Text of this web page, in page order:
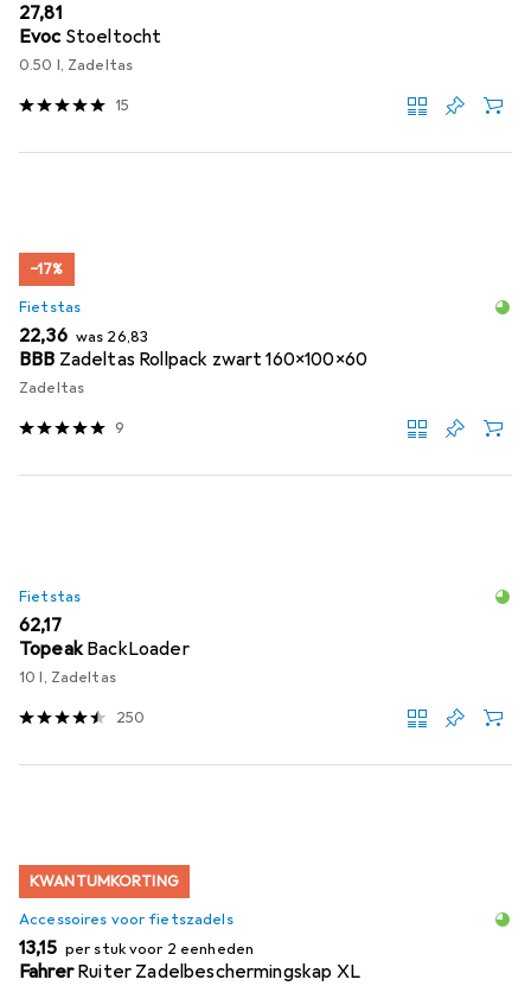
EUR
27,81
Evoc Stoeltocht
0.50 l, Zadeltas
15
−17%
Fietstas
EUR
22,36 was EUR
26,83
BBB Zadeltas Rollpack zwart 160x100x60
Zadeltas
9
Fietstas
EUR
62,17
Topeak BackLoader
10 l, Zadeltas
250
KWANTUMKORTING
Accessoires voor fietszadels
EUR
13,15 per stuk voor 2 eenheden
Fahrer Ruiter Zadelbeschermingskap XL